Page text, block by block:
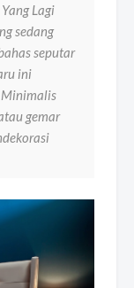
Lagi
sedang
seputar
ini
Minimalis
gemar